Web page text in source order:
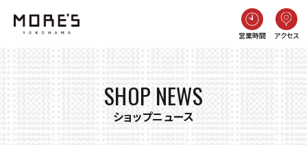
営業時間 アクセス
SHOP NEWS
ショップニュース